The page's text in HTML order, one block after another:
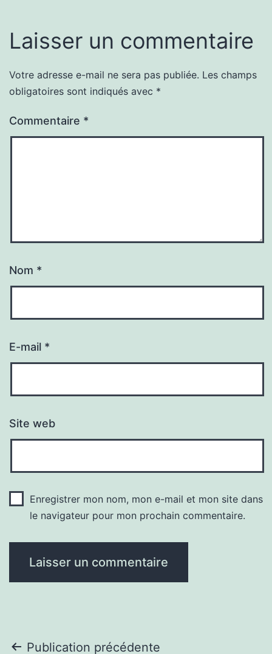
Laisser un commentaire
Votre adresse e-mail ne sera pas publiée. Les champs
obligatoires sont indiqués avec *
Commentaire *
Nom *
E-mail *
Site web
Enregistrer mon nom, mon e-mail et mon site dans
le navigateur pour mon prochain commentaire.
Publication précédente